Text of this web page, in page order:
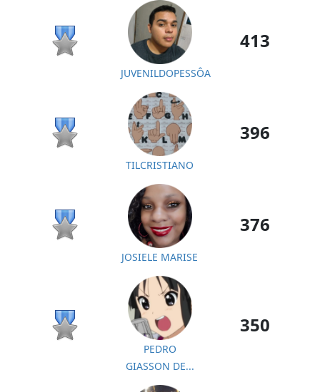
JUVENILDOPESSÔA
413
TILCRISTIANO
396
JOSIELE MARISE
376
PEDRO
GIASSON DE...
350